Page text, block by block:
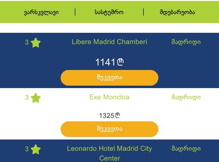
ვარსკვლავი სასტუმრო მდებარეობა
3 Libere Madrid Chamberi მადრიდი
1141 l
შეკვეთა
3 Exe Moncloa მადრიდი
1325l
შეკვეთა
3
Leonardo Hotel Madrid City
Center
მადრიდი